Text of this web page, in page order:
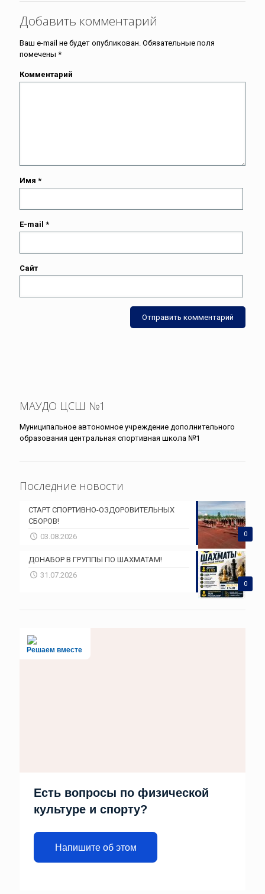
Добавить комментарий
Ваш e-mail не будет опубликован. Обязательные поля
помечены *
Комментарий
Имя *
E-mail *
Сайт
МАУДО ЦСШ №1
Муниципальное автономное учреждение дополнительного
образования центральная спортивная школа №1
Последние новости
0
СТАРТ СПОРТИВНО-ОЗДОРОВИТЕЛЬНЫХ
СБОРОВ!
03.08.2026
0
ДОНАБОР В ГРУППЫ ПО ШАХМАТАМ!
31.07.2026
Решаем вместе
Есть вопросы по физической
культуре и спорту?
Напишите об этом